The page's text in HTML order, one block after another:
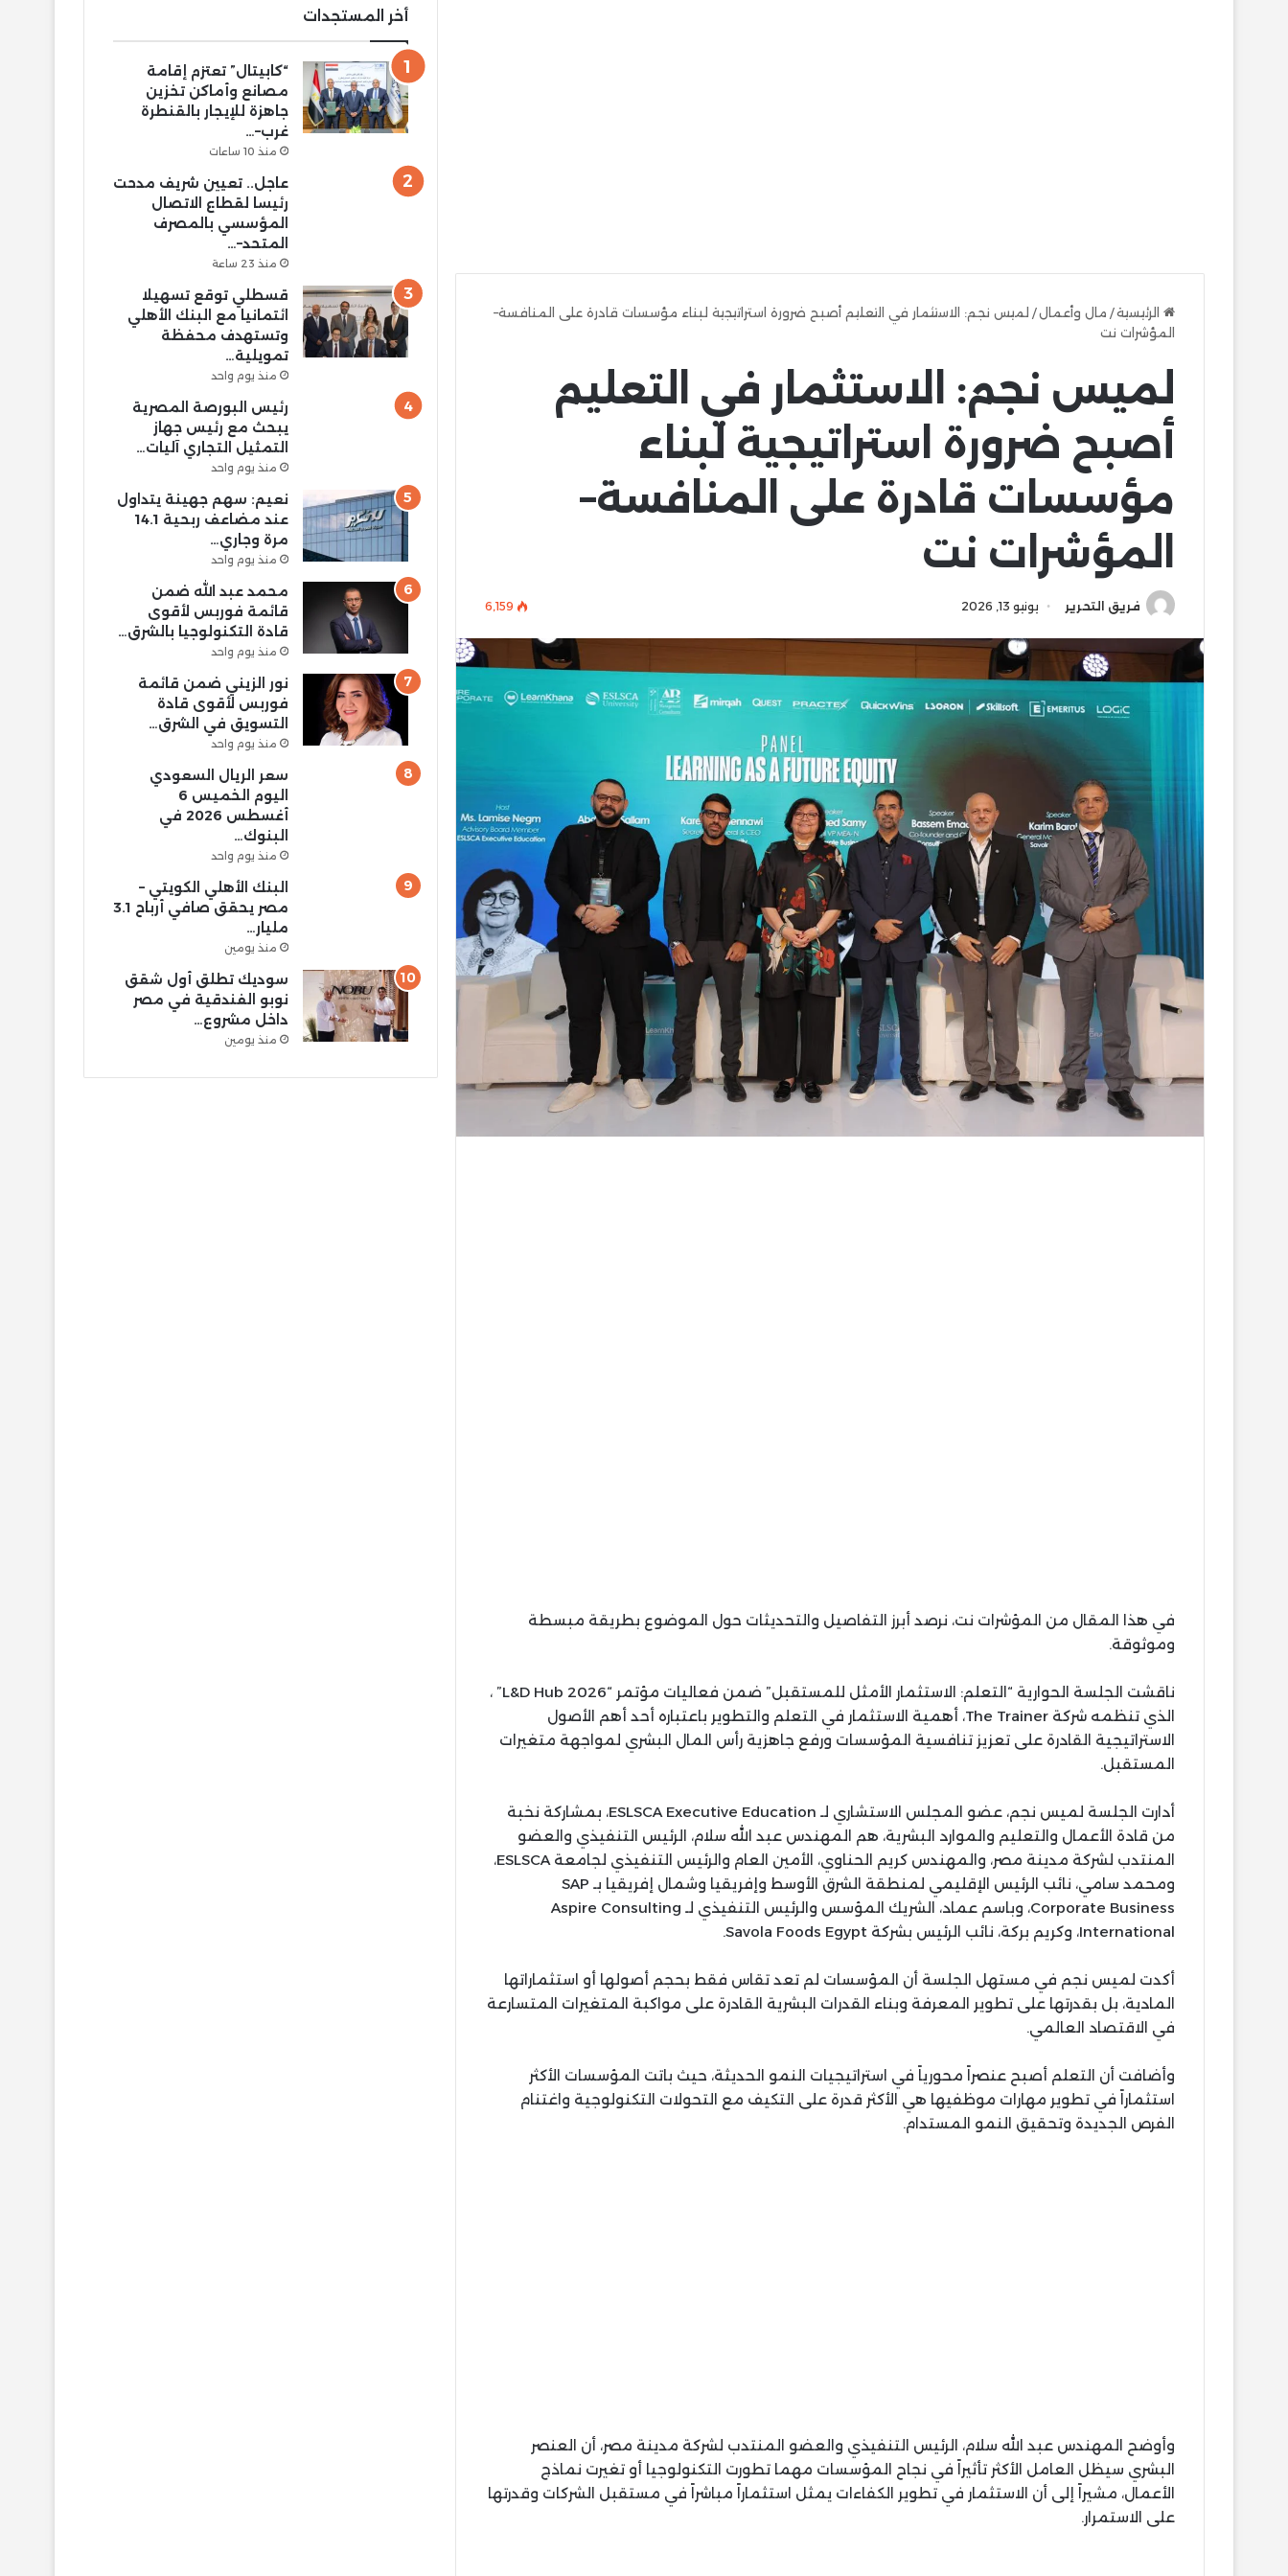
الرئيسية/ مال وأعمال/ لميس نجم: الاستثمار في التعليم أصبح ضرورة استراتيجية لبناء مؤسسات قادرة على المنافسة–
المؤشرات نت
لميس نجم: الاستثمار في التعليم
أصبح ضرورة استراتيجية لبناء
مؤسسات قادرة على المنافسة–
المؤشرات نت
فريق التحرير يونيو 13, 2026 6٬159
في هذا المقال من المؤشرات نت، نرصد أبرز التفاصيل والتحديثات حول الموضوع بطريقة مبسطة
وموثوقة.
ناقشت الجلسة الحوارية “التعلم: الاستثمار الأمثل للمستقبل” ضمن فعاليات مؤتمر “L&D Hub 2026” ،
الذي تنظمه شركة The Trainer، أهمية الاستثمار في التعلم والتطوير باعتباره أحد أهم الأصول
الاستراتيجية القادرة على تعزيز تنافسية المؤسسات ورفع جاهزية رأس المال البشري لمواجهة متغيرات
المستقبل.
أدارت الجلسة لميس نجم، عضو المجلس الاستشاري لـ ESLSCA Executive Education، بمشاركة نخبة
من قادة الأعمال والتعليم والموارد البشرية، هم المهندس عبد الله سلام، الرئيس التنفيذي والعضو
المنتدب لشركة مدينة مصر، والمهندس كريم الحناوي، الأمين العام والرئيس التنفيذي لجامعة ESLSCA،
ومحمد سامي، نائب الرئيس الإقليمي لمنطقة الشرق الأوسط وإفريقيا وشمال إفريقيا بـ SAP
Corporate Business، وباسم عماد، الشريك المؤسس والرئيس التنفيذي لـ Aspire Consulting
International، وكريم بركة، نائب الرئيس بشركة Savola Foods Egypt.
أكدت لميس نجم في مستهل الجلسة أن المؤسسات لم تعد تقاس فقط بحجم أصولها أو استثماراتها
المادية، بل بقدرتها على تطوير المعرفة وبناء القدرات البشرية القادرة على مواكبة المتغيرات المتسارعة
في الاقتصاد العالمي.
وأضافت أن التعلم أصبح عنصراً محورياً في استراتيجيات النمو الحديثة، حيث باتت المؤسسات الأكثر
استثماراً في تطوير مهارات موظفيها هي الأكثر قدرة على التكيف مع التحولات التكنولوجية واغتنام
الفرص الجديدة وتحقيق النمو المستدام.
وأوضح المهندس عبد الله سلام، الرئيس التنفيذي والعضو المنتدب لشركة مدينة مصر، أن العنصر
البشري سيظل العامل الأكثر تأثيراً في نجاح المؤسسات مهما تطورت التكنولوجيا أو تغيرت نماذج
الأعمال، مشيراً إلى أن الاستثمار في تطوير الكفاءات يمثل استثماراً مباشراً في مستقبل الشركات وقدرتها
على الاستمرار.
أخر المستجدات
“كابيتال” تعتزم إقامة
مصانع وأماكن تخزين
جاهزة للإيجار بالقنطرة
غرب–…
منذ 10 ساعات
عاجل.. تعيين شريف مدحت
رئيسا لقطاع الاتصال
المؤسسي بالمصرف
المتحد–…
منذ 23 ساعة
قسطلي توقع تسهيلا
ائتمانيا مع البنك الأهلي
وتستهدف محفظة
تمويلية…
منذ يوم واحد
رئيس البورصة المصرية
يبحث مع رئيس جهاز
التمثيل التجاري آليات…
منذ يوم واحد
نعيم: سهم جهينة يتداول
عند مضاعف ربحية 14.1
مرة وجاري…
منذ يوم واحد
محمد عبد الله ضمن
قائمة فوربس لأقوى
قادة التكنولوجيا بالشرق…
منذ يوم واحد
نور الزيني ضمن قائمة
فوربس لأقوى قادة
التسويق في الشرق…
منذ يوم واحد
سعر الريال السعودي
اليوم الخميس 6
أغسطس 2026 في
البنوك…
منذ يوم واحد
البنك الأهلي الكويتي –
مصر يحقق صافي أرباح 3.1
مليار…
منذ يومين
سوديك تطلق أول شقق
نوبو الفندقية في مصر
داخل مشروع…
منذ يومين